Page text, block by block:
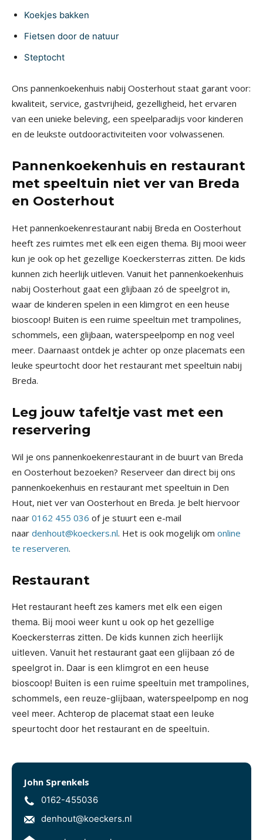
Koekjes bakken
Fietsen door de natuur
Steptocht
Ons pannenkoekenhuis nabij Oosterhout staat garant voor:
kwaliteit, service, gastvrijheid, gezelligheid, het ervaren
van een unieke beleving, een speelparadijs voor kinderen
en de leukste outdooractiviteiten voor volwassenen.
Pannenkoekenhuis en restaurant
met speeltuin niet ver van Breda
en Oosterhout
Het pannenkoekenrestaurant nabij Breda en Oosterhout
heeft zes ruimtes met elk een eigen thema. Bij mooi weer
kun je ook op het gezellige Koeckersterras zitten. De kids
kunnen zich heerlijk uitleven. Vanuit het pannenkoekenhuis
nabij Oosterhout gaat een glijbaan zó de speelgrot in,
waar de kinderen spelen in een klimgrot en een heuse
bioscoop! Buiten is een ruime speeltuin met trampolines,
schommels, een glijbaan, waterspeelpomp en nog veel
meer. Daarnaast ontdek je achter op onze placemats een
leuke speurtocht door het restaurant met speeltuin nabij
Breda.
Leg jouw tafeltje vast met een
reservering
Wil je ons pannenkoekenrestaurant in de buurt van Breda
en Oosterhout bezoeken? Reserveer dan direct bij ons
pannenkoekenhuis en restaurant met speeltuin in Den
Hout, niet ver van Oosterhout en Breda. Je belt hiervoor
naar 0162 455 036 of je stuurt een e-mail
naar denhout@koeckers.nl. Het is ook mogelijk om online
te reserveren.
Restaurant
Het restaurant heeft zes kamers met elk een eigen
thema. Bij mooi weer kunt u ook op het gezellige
Koeckersterras zitten. De kids kunnen zich heerlijk
uitleven. Vanuit het restaurant gaat een glijbaan zó de
speelgrot in. Daar is een klimgrot en een heuse
bioscoop! Buiten is een ruime speeltuin met trampolines,
schommels, een reuze-glijbaan, waterspeelpomp en nog
veel meer. Achterop de placemat staat een leuke
speurtocht door het restaurant en de speeltuin.
John Sprenkels
0162-455036
denhout@koeckers.nl